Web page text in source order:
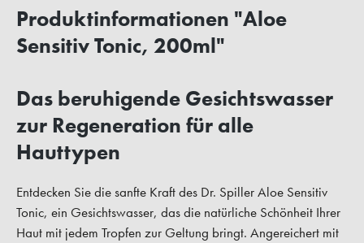
Produktinformationen "Aloe
Sensitiv Tonic, 200ml"
Das beruhigende Gesichtswasser
zur Regeneration für alle
Hauttypen
Entdecken Sie die sanfte Kraft des Dr. Spiller Aloe Sensitiv
Tonic, ein Gesichtswasser, das die natürliche Schönheit Ihrer
Haut mit jedem Tropfen zur Geltung bringt. Angereichert mit